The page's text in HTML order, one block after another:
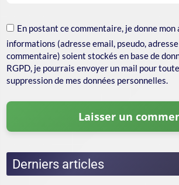
En postant ce commentaire, je donne mon
informations (adresse email, pseudo,
commentaire) soient stockés en base de
RGPD, je pourrais envoyer un mail pour
suppression de mes données personnelles.
Derniers articles